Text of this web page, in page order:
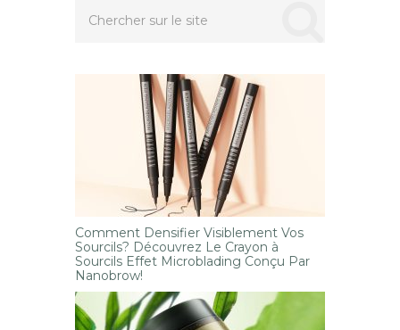
Comment Densifier Visiblement Vos
Sourcils? Découvrez Le Crayon à
Sourcils Effet Microblading Conçu Par
Nanobrow!